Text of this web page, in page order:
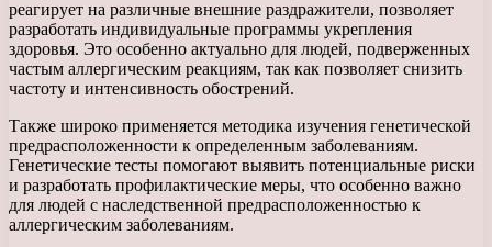
реагирует на различные внешние раздражители, позволяет
разработать индивидуальные программы укрепления
здоровья. Это особенно актуально для людей, подверженных
частым аллергическим реакциям, так как позволяет снизить
частоту и интенсивность обострений.
Также широко применяется методика изучения генетической
предрасположенности к определенным заболеваниям.
Генетические тесты помогают выявить потенциальные риски
и разработать профилактические меры, что особенно важно
для людей с наследственной предрасположенностью к
аллергическим заболеваниям.